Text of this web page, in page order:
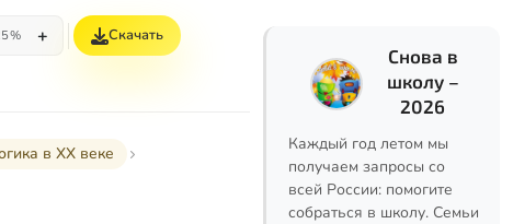
+ Скачать
в XX веке
Снова в
школу –
2026
Каждый год летом мы
получаем запросы со
всей России: помогите
собраться в школу. Семьи